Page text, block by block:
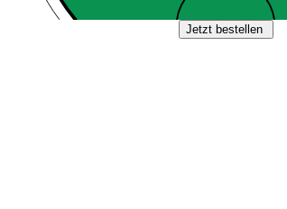
Jetzt bestellen